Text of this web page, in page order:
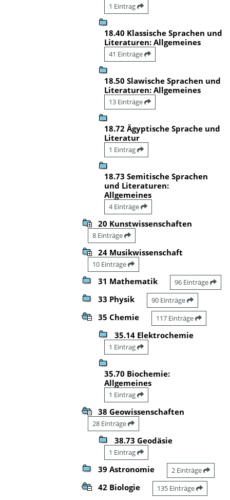
1 Eintrag
18.40 Klassische Sprachen und
Literaturen: Allgemeines
41 Einträge
18.50 Slawische Sprachen und
Literaturen: Allgemeines
13 Einträge
18.72 Ägyptische Sprache und
Literatur
1 Eintrag
18.73 Semitische Sprachen
und Literaturen:
Allgemeines
4 Einträge
20 Kunstwissenschaften
8 Einträge
24 Musikwissenschaft
10 Einträge
31 Mathematik 96 Einträge
33 Physik 90 Einträge
35 Chemie 117 Einträge
35.14 Elektrochemie
1 Eintrag
35.70 Biochemie:
Allgemeines
1 Eintrag
38 Geowissenschaften
28 Einträge
38.73 Geodäsie
1 Eintrag
39 Astronomie 2 Einträge
42 Biologie 135 Einträge